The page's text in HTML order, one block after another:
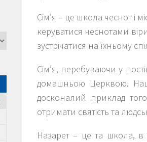
Сім’я – це школа чеснот і
керуватися чеснотами
зустрічатися на їхньому
Сім’я, перебуваючи у
домашньою Церквою. Наші
досконалий приклад
отримати святість та
Назарет – це та школа, в